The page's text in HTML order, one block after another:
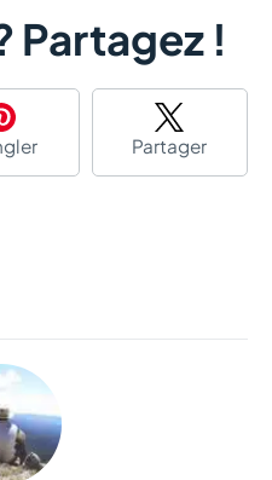
Partagez !
Partager